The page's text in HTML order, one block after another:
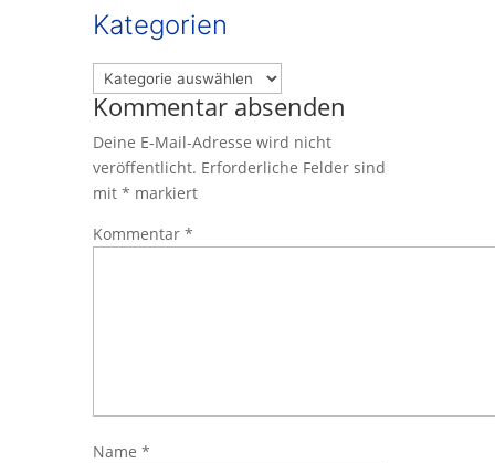
Kategorien
Kategorien
Kommentar absenden
Deine E-Mail-Adresse wird nicht
veröffentlicht. Erforderliche Felder sind
mit * markiert
Kommentar *
Name *